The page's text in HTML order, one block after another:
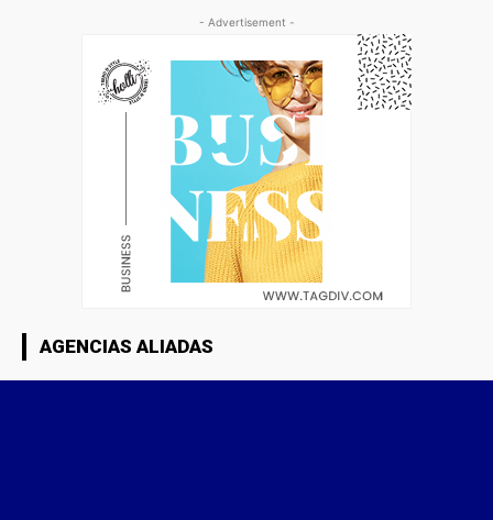
- Advertisement -
AGENCIAS ALIADAS